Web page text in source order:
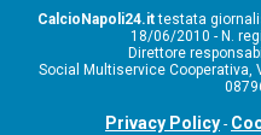
CalcioNapoli24.ittestata
18/06/2010 - N.
Direttore
Social Multiservice Cooperativa,
Privacy Policy -